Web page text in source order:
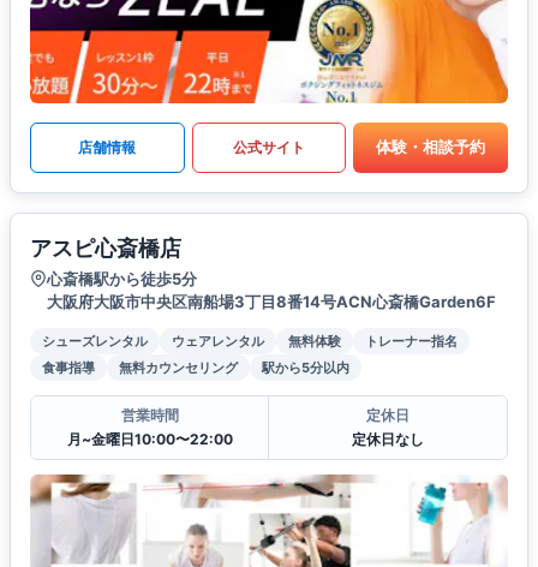
店舗情報 公式サイト 体験・相談予約
アスピ心斎橋店
心斎橋駅から徒歩5分
大阪府大阪市中央区南船場3丁目8番14号ACN心斎橋Garden6F
シューズレンタル ウェアレンタル 無料体験
トレーナー指名
食事指導
無料カウンセリング 駅から5分以内
営業時間
月~金曜日10:00〜22:00
定休日
定休日なし